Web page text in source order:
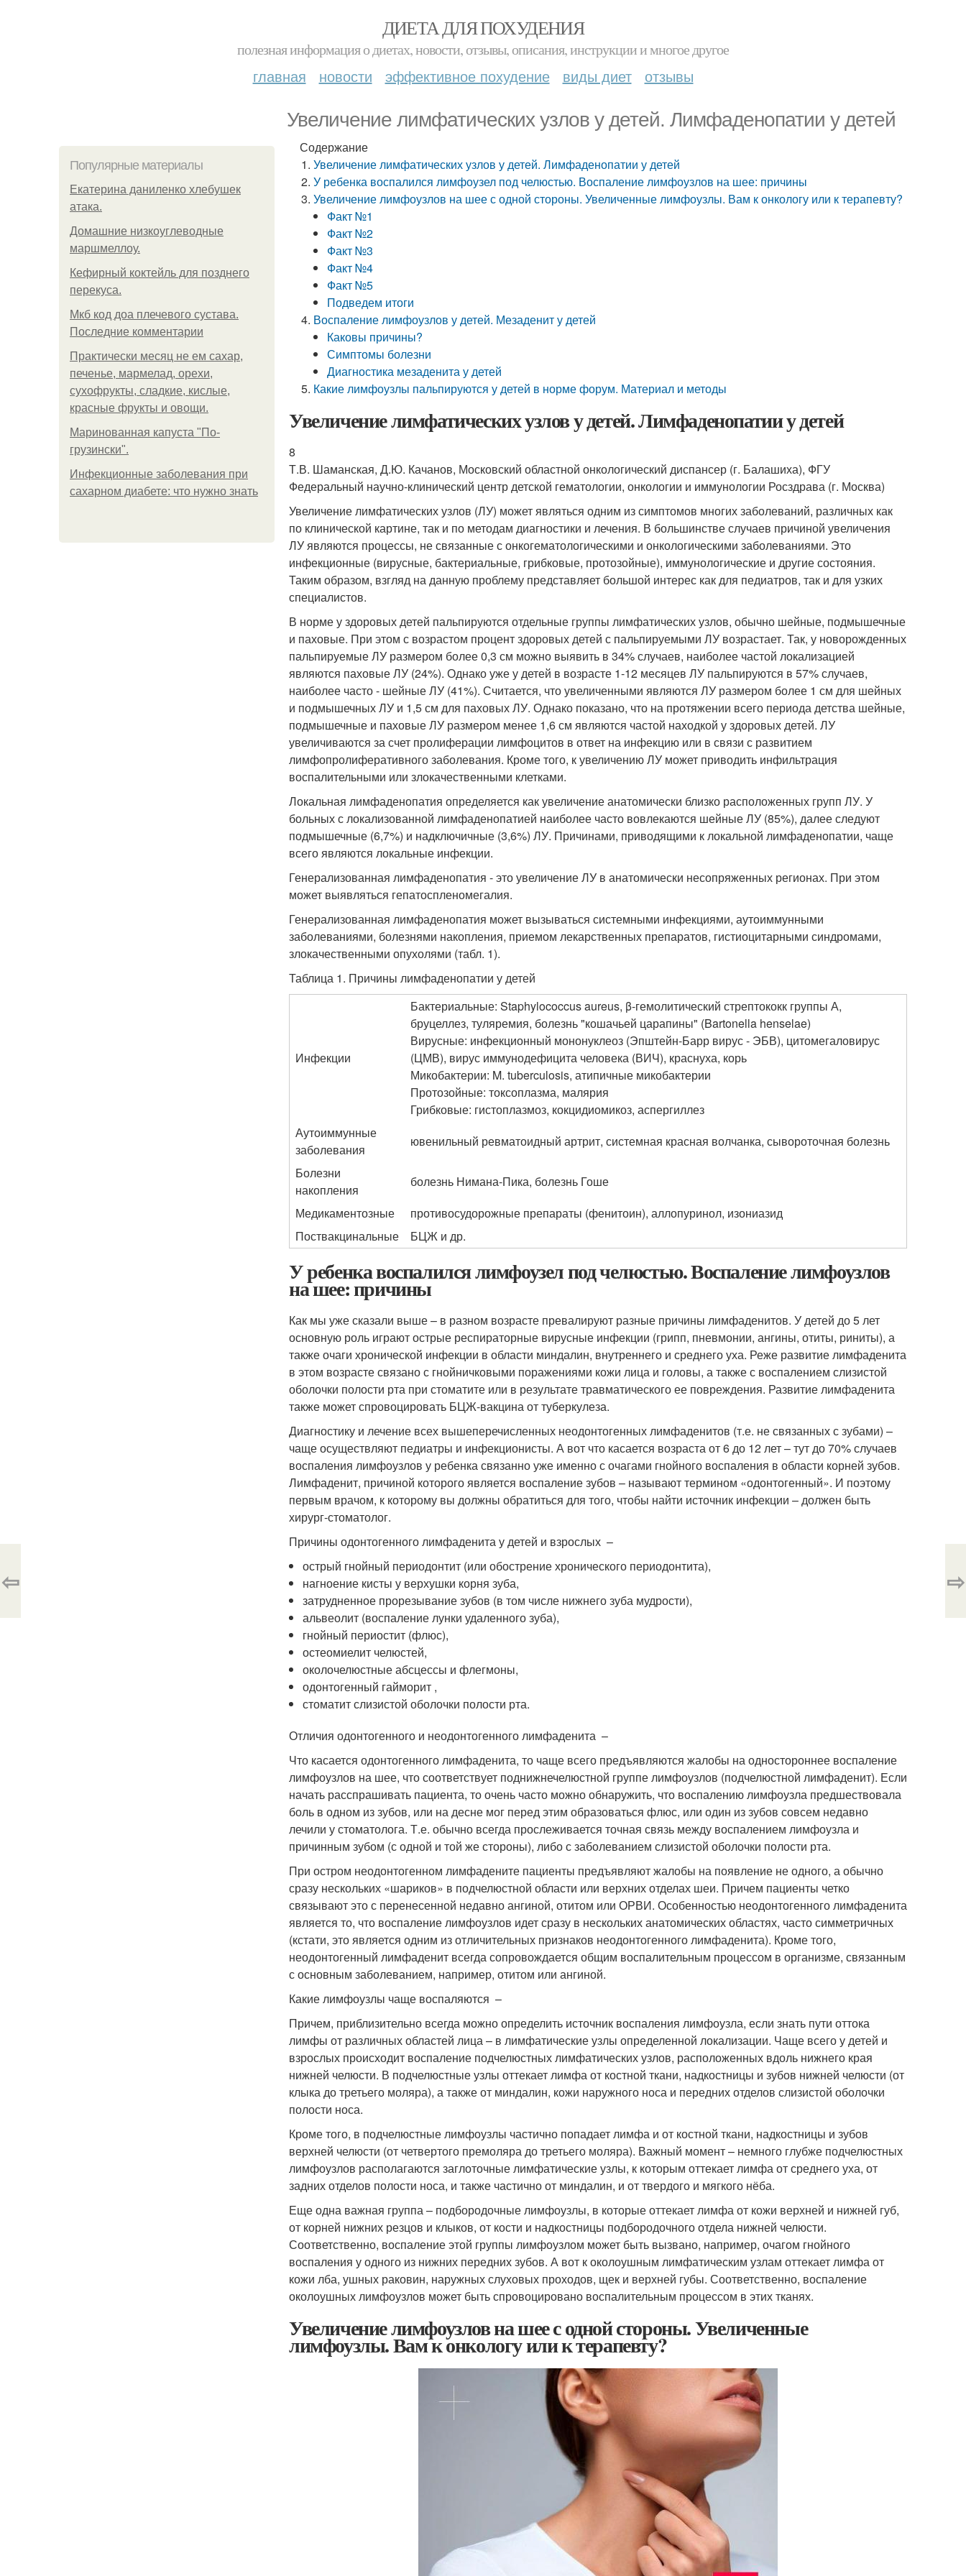
ДИЕТА ДЛЯ ПОХУДЕНИЯ
полезная информация о диетах, новости, отзывы, описания, инструкции и многое другое
главная новости эффективное похудение виды диет отзывы
Увеличение лимфатических узлов у детей. Лимфаденопатии у детей
Популярные материалы
Екатерина даниленко хлебушек
атака.
Домашние низкоуглеводные
маршмеллоу.
Кефирный коктейль для позднего
перекуса.
Мкб код доа плечевого сустава.
Последние комментарии
Практически месяц не ем сахар,
печенье, мармелад, орехи,
сухофрукты, сладкие, кислые,
красные фрукты и овощи.
Маринованная капуста "По-
грузински".
Инфекционные заболевания при
сахарном диабете: что нужно знать
Содержание
Увеличение лимфатических узлов у детей. Лимфаденопатии у детей
У ребенка воспалился лимфоузел под челюстью. Воспаление лимфоузлов на шее: причины
Увеличение лимфоузлов на шее с одной стороны. Увеличенные лимфоузлы. Вам к онкологу или к терапевту?
Факт №1
Факт №2
Факт №3
Факт №4
Факт №5
Подведем итоги
Воспаление лимфоузлов у детей. Мезаденит у детей
Каковы причины?
Симптомы болезни
Диагностика мезаденита у детей
Какие лимфоузлы пальпируются у детей в норме форум. Материал и методы
Увеличение лимфатических узлов у детей. Лимфаденопатии у детей
8
Т.В. Шаманская, Д.Ю. Качанов, Московский областной онкологический диспансер (г. Балашиха), ФГУ
Федеральный научно-клинический центр детской гематологии, онкологии и иммунологии Росздрава (г. Москва)
Увеличение лимфатических узлов (ЛУ) может являться одним из симптомов многих заболеваний, различных как
по клинической картине, так и по методам диагностики и лечения. В большинстве случаев причиной увеличения
ЛУ являются процессы, не связанные с онкогематологическими и онкологическими заболеваниями. Это
инфекционные (вирусные, бактериальные, грибковые, протозойные), иммунологические и другие состояния.
Таким образом, взгляд на данную проблему представляет большой интерес как для педиатров, так и для узких
специалистов.
В норме у здоровых детей пальпируются отдельные группы лимфатических узлов, обычно шейные, подмышечные
и паховые. При этом с возрастом процент здоровых детей с пальпируемыми ЛУ возрастает. Так, у новорожденных
пальпируемые ЛУ размером более 0,3 см можно выявить в 34% случаев, наиболее частой локализацией
являются паховые ЛУ (24%). Однако уже у детей в возрасте 1-12 месяцев ЛУ пальпируются в 57% случаев,
наиболее часто - шейные ЛУ (41%). Считается, что увеличенными являются ЛУ размером более 1 см для шейных
и подмышечных ЛУ и 1,5 см для паховых ЛУ. Однако показано, что на протяжении всего периода детства шейные,
подмышечные и паховые ЛУ размером менее 1,6 см являются частой находкой у здоровых детей. ЛУ
увеличиваются за счет пролиферации лимфоцитов в ответ на инфекцию или в связи с развитием
лимфопролиферативного заболевания. Кроме того, к увеличению ЛУ может приводить инфильтрация
воспалительными или злокачественными клетками.
Локальная лимфаденопатия определяется как увеличение анатомически близко расположенных групп ЛУ. У
больных с локализованной лимфаденопатией наиболее часто вовлекаются шейные ЛУ (85%), далее следуют
подмышечные (6,7%) и надключичные (3,6%) ЛУ. Причинами, приводящими к локальной лимфаденопатии, чаще
всего являются локальные инфекции.
Генерализованная лимфаденопатия - это увеличение ЛУ в анатомически несопряженных регионах. При этом
может выявляться гепатоспленомегалия.
Генерализованная лимфаденопатия может вызываться системными инфекциями, аутоиммунными
заболеваниями, болезнями накопления, приемом лекарственных препаратов, гистиоцитарными синдромами,
злокачественными опухолями (табл. 1).
Таблица 1. Причины лимфаденопатии у детей
Инфекции
Бактериальные: Staphylococcus aureus, β-гемолитический стрептококк группы А,
бруцеллез, туляремия, болезнь "кошачьей царапины" (Bartonella henselae)
Вирусные: инфекционный мононуклеоз (Эпштейн-Барр вирус - ЭБВ), цитомегаловирус
(ЦМВ), вирус иммунодефицита человека (ВИЧ), краснуха, корь
Микобактерии: M. tuberculosis, атипичные микобактерии
Протозойные: токсоплазма, малярия
Грибковые: гистоплазмоз, кокцидиомикоз, аспергиллез
Аутоиммунные
заболевания
ювенильный ревматоидный артрит, системная красная волчанка, сывороточная болезнь
Болезни
накопления
болезнь Нимана-Пика, болезнь Гоше
Медикаментозные
противосудорожные препараты (фенитоин), аллопуринол, изониазид
Поствакцинальные
БЦЖ и др.
У ребенка воспалился лимфоузел под челюстью. Воспаление лимфоузлов
на шее: причины
Как мы уже сказали выше – в разном возрасте превалируют разные причины лимфаденитов. У детей до 5 лет
основную роль играют острые респираторные вирусные инфекции (грипп, пневмонии, ангины, отиты, риниты), а
также очаги хронической инфекции в области миндалин, внутреннего и среднего уха. Реже развитие лимфаденита
в этом возрасте связано с гнойничковыми поражениями кожи лица и головы, а также с воспалением слизистой
оболочки полости рта при стоматите или в результате травматического ее повреждения. Развитие лимфаденита
также может спровоцировать БЦЖ-вакцина от туберкулеза.
Диагностику и лечение всех вышеперечисленных неодонтогенных лимфаденитов (т.е. не связанных с зубами) –
чаще осуществляют педиатры и инфекционисты. А вот что касается возраста от 6 до 12 лет – тут до 70% случаев
воспаления лимфоузлов у ребенка связанно уже именно с очагами гнойного воспаления в области корней зубов.
Лимфаденит, причиной которого является воспаление зубов – называют термином «одонтогенный». И поэтому
первым врачом, к которому вы должны обратиться для того, чтобы найти источник инфекции – должен быть
хирург-стоматолог.
Причины одонтогенного лимфаденита у детей и взрослых –
острый гнойный периодонтит (или обострение хронического периодонтита),
нагноение кисты у верхушки корня зуба,
затрудненное прорезывание зубов (в том числе нижнего зуба мудрости),
альвеолит (воспаление лунки удаленного зуба),
гнойный периостит (флюс),
остеомиелит челюстей,
околочелюстные абсцессы и флегмоны,
одонтогенный гайморит ,
стоматит слизистой оболочки полости рта.
Отличия одонтогенного и неодонтогенного лимфаденита –
Что касается одонтогенного лимфаденита, то чаще всего предъявляются жалобы на одностороннее воспаление
лимфоузлов на шее, что соответствует поднижнечелюстной группе лимфоузлов (подчелюстной лимфаденит). Если
начать расспрашивать пациента, то очень часто можно обнаружить, что воспалению лимфоузла предшествовала
боль в одном из зубов, или на десне мог перед этим образоваться флюс, или один из зубов совсем недавно
лечили у стоматолога. Т.е. обычно всегда прослеживается точная связь между воспалением лимфоузла и
причинным зубом (с одной и той же стороны), либо с заболеванием слизистой оболочки полости рта.
При остром неодонтогенном лимфадените пациенты предъявляют жалобы на появление не одного, а обычно
сразу нескольких «шариков» в подчелюстной области или верхних отделах шеи. Причем пациенты четко
связывают это с перенесенной недавно ангиной, отитом или ОРВИ. Особенностью неодонтогенного лимфаденита
является то, что воспаление лимфоузлов идет сразу в нескольких анатомических областях, часто симметричных
(кстати, это является одним из отличительных признаков неодонтогенного лимфаденита). Кроме того,
неодонтогенный лимфаденит всегда сопровождается общим воспалительным процессом в организме, связанным
с основным заболеванием, например, отитом или ангиной.
Какие лимфоузлы чаще воспаляются –
Причем, приблизительно всегда можно определить источник воспаления лимфоузла, если знать пути оттока
лимфы от различных областей лица – в лимфатические узлы определенной локализации. Чаще всего у детей и
взрослых происходит воспаление подчелюстных лимфатических узлов, расположенных вдоль нижнего края
нижней челюсти. В подчелюстные узлы оттекает лимфа от костной ткани, надкостницы и зубов нижней челюсти (от
клыка до третьего моляра), а также от миндалин, кожи наружного носа и передних отделов слизистой оболочки
полости носа.
Кроме того, в подчелюстные лимфоузлы частично попадает лимфа и от костной ткани, надкостницы и зубов
верхней челюсти (от четвертого премоляра до третьего моляра). Важный момент – немного глубже подчелюстных
лимфоузлов располагаются заглоточные лимфатические узлы, к которым оттекает лимфа от среднего уха, от
задних отделов полости носа, и также частично от миндалин, и от твердого и мягкого нёба.
Еще одна важная группа – подбородочные лимфоузлы, в которые оттекает лимфа от кожи верхней и нижней губ,
от корней нижних резцов и клыков, от кости и надкостницы подбородочного отдела нижней челюсти.
Соответственно, воспаление этой группы лимфоузлом может быть вызвано, например, очагом гнойного
воспаления у одного из нижних передних зубов. А вот к околоушным лимфатическим узлам оттекает лимфа от
кожи лба, ушных раковин, наружных слуховых проходов, щек и верхней губы. Соответственно, воспаление
околоушных лимфоузлов может быть спровоцировано воспалительным процессом в этих тканях.
Увеличение лимфоузлов на шее с одной стороны. Увеличенные
лимфоузлы. Вам к онкологу или к терапевту?
⇦ ⇨